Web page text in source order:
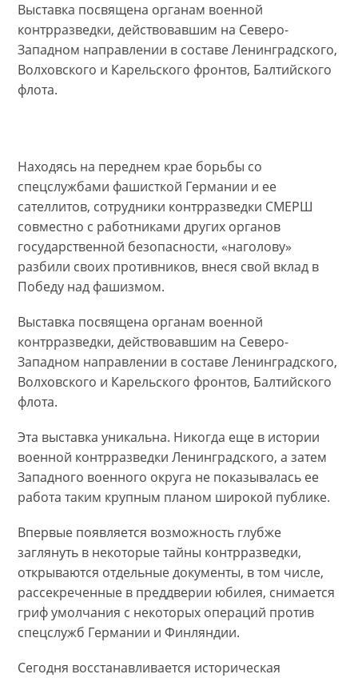
Выставка посвящена органам военной
контрразведки, действовавшим на Северо-
Западном направлении в составе Ленинградского,
Волховского и Карельского фронтов, Балтийского
флота.
Находясь на переднем крае борьбы со
спецслужбами фашисткой Германии и ее
сателлитов, сотрудники контрразведки СМЕРШ
совместно с работниками других органов
государственной безопасности, «наголову»
разбили своих противников, внеся свой вклад в
Победу над фашизмом.
Выставка посвящена органам военной
контрразведки, действовавшим на Северо-
Западном направлении в составе Ленинградского,
Волховского и Карельского фронтов, Балтийского
флота.
Эта выставка уникальна. Никогда еще в истории
военной контрразведки Ленинградского, а затем
Западного военного округа не показывалась ее
работа таким крупным планом широкой публике.
Впервые появляется возможность глубже
заглянуть в некоторые тайны контрразведки,
открываются отдельные документы, в том числе,
рассекреченные в преддверии юбилея, снимается
гриф умолчания с некоторых операций против
спецслужб Германии и Финляндии.
Сегодня восстанавливается историческая